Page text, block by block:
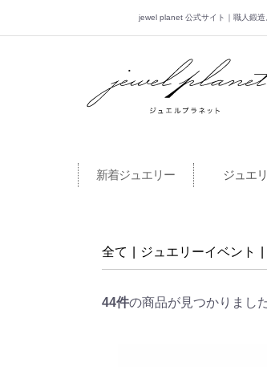
jewel planet 公式サイト｜職人鍛造
jewel
新着ジュエリー ジュエ
全て ジュエリーイベント
44件の商品が見つかりまし